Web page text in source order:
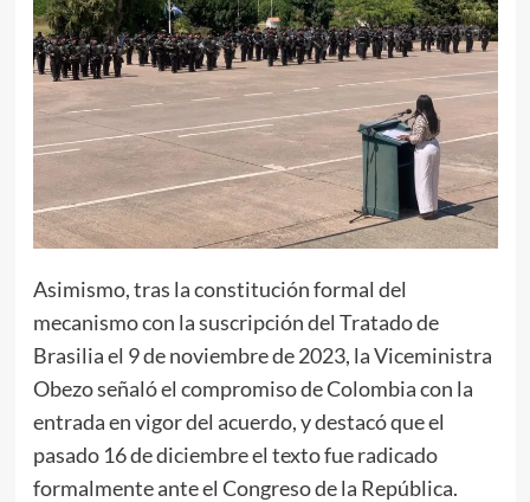
Asimismo, tras la constitución formal del
mecanismo con la suscripción del Tratado de
Brasilia el 9 de noviembre de 2023, la Viceministra
Obezo señaló el compromiso de Colombia con la
entrada en vigor del acuerdo, y destacó que el
pasado 16 de diciembre el texto fue radicado
formalmente ante el Congreso de la República.